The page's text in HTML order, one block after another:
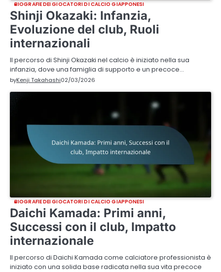
BIOGRAFIE DEI GIOCATORI DI CALCIO GIAPPONESI
Shinji Okazaki: Infanzia,
Evoluzione del club, Ruoli
internazionali
Il percorso di Shinji Okazaki nel calcio è iniziato nella sua
infanzia, dove una famiglia di supporto e un precoce…
byKenji Takahashi02/03/2026
BIOGRAFIE DEI GIOCATORI DI CALCIO GIAPPONESI
Daichi Kamada: Primi anni,
Successi con il club, Impatto
internazionale
Il percorso di Daichi Kamada come calciatore professionista è
iniziato con una solida base radicata nella sua vita precoce